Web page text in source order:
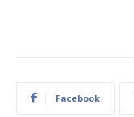
Facebook